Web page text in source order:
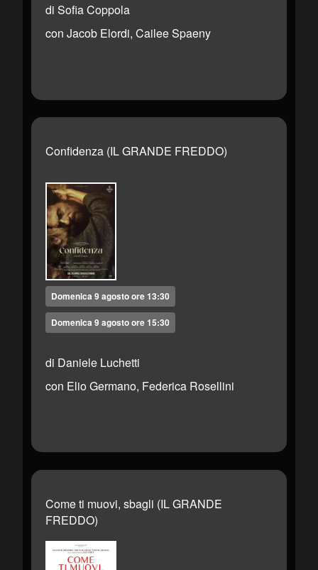
di Sofia Coppola
con Jacob Elordi, Cailee Spaeny
Confidenza (IL GRANDE FREDDO)
Domenica 9 agosto ore 13:30
Domenica 9 agosto ore 15:30
di Daniele Luchetti
con Elio Germano, Federica Rosellini
Come ti muovi, sbagli (IL GRANDE
FREDDO)